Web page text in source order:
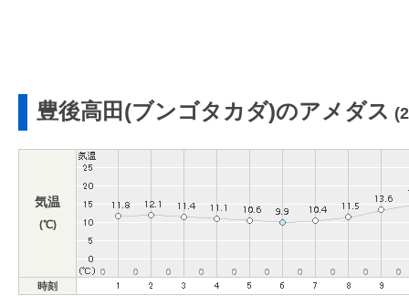
豊後高田(ブンゴタカダ)のアメダス
気温
(℃)
時刻